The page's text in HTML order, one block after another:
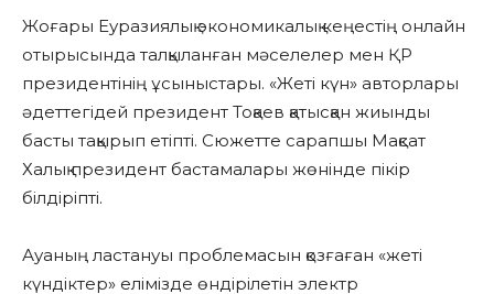
Жоғары Еуразиялық экономикалық кеңестің онлайн
отырысында талқыланған мәселелер мен ҚР
президентінің ұсыныстары. «Жеті күн» авторлары
әдеттегідей президент Тоқаев қатысқан жиынды
басты тақырып етіпті. Сюжетте сарапшы Мақсат
Халық президент бастамалары жөнінде пікір
білдіріпті.
Ауаның ластануы проблемасын қозғаған «жеті
күндіктер» елімізде өндірілетін электр